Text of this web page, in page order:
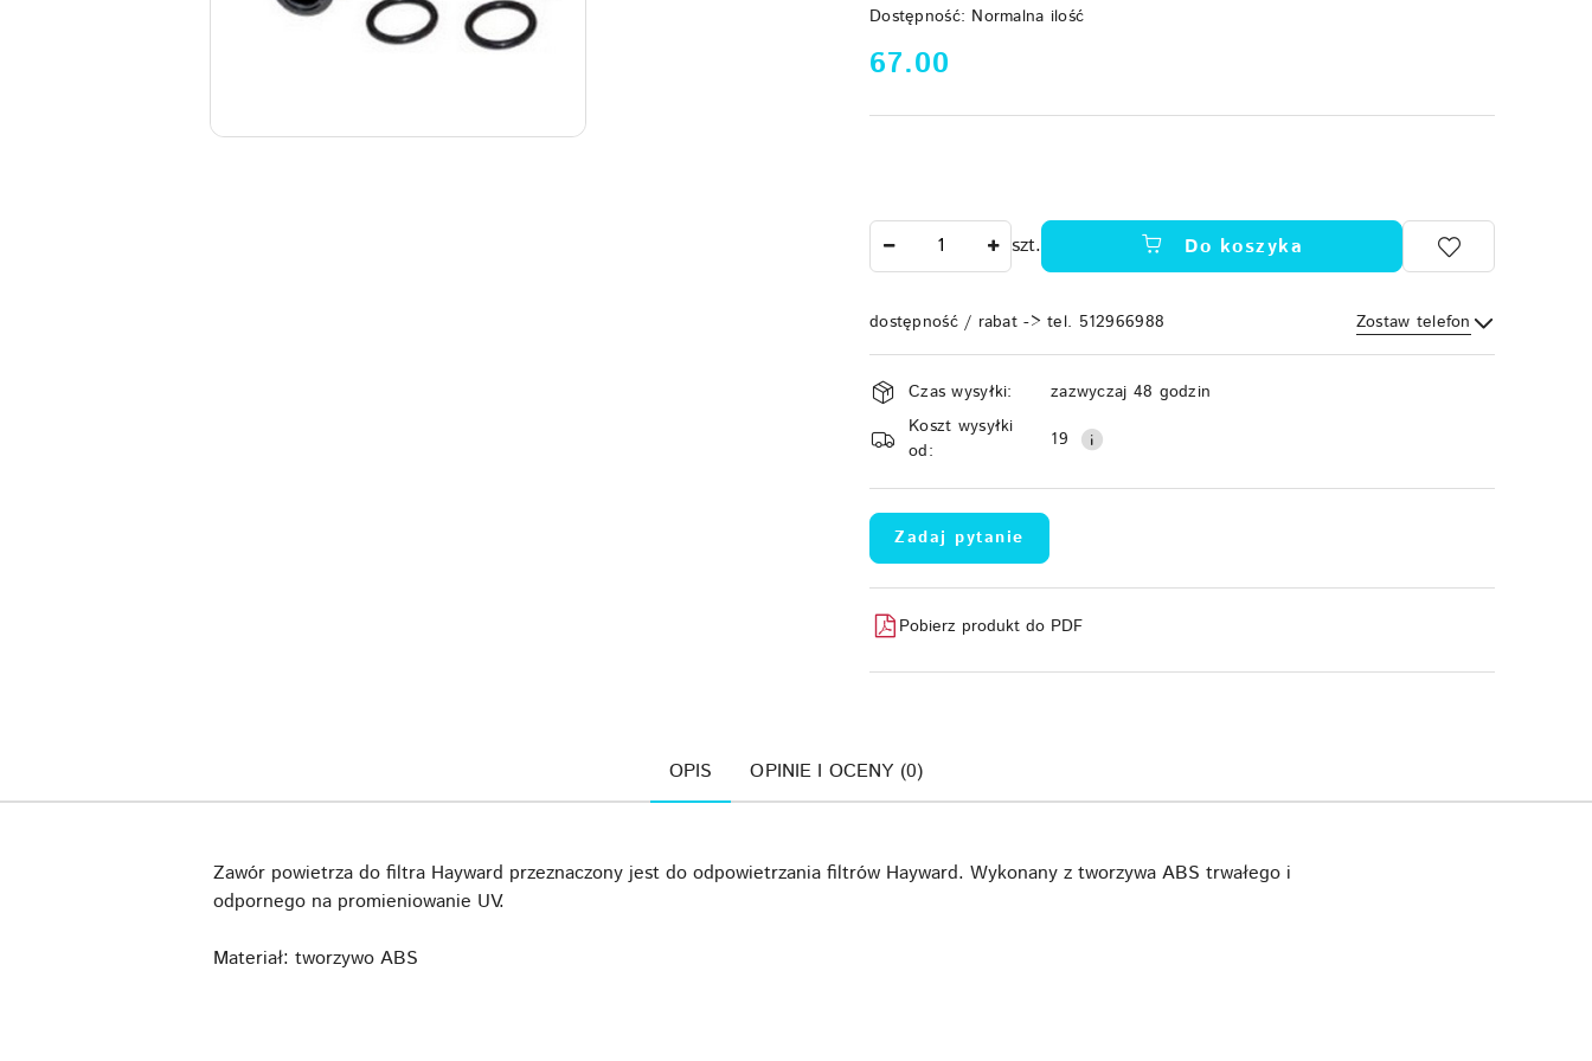
Dostępność: Normalna ilość
cena:
67.00
szt. Do koszyka
dostępność / rabat -> tel. 512966988 Zostaw telefon
Wyślij
Dostępność
i
dostawa
Czas wysyłki:
zazwyczaj 48 godzin
Koszt wysyłki
od:
19
Zadaj pytanie
Pobierz produkt do PDF
OPIS OPINIE I OCENY (0)
Zawór powietrza do filtra Hayward przeznaczony jest do odpowietrzania filtrów Hayward. Wykonany z tworzywa ABS trwałego i
odpornego na promieniowanie UV.
Materiał: tworzywo ABS